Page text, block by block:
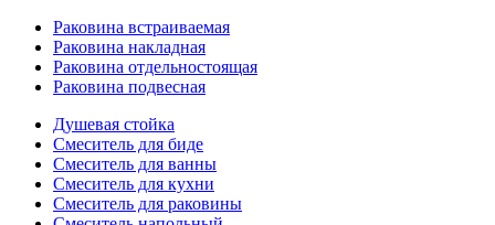
Раковина встраиваемая
Раковина накладная
Раковина отдельностоящая
Раковина подвесная
Душевая стойка
Смеситель для биде
Смеситель для ванны
Смеситель для кухни
Смеситель для раковины